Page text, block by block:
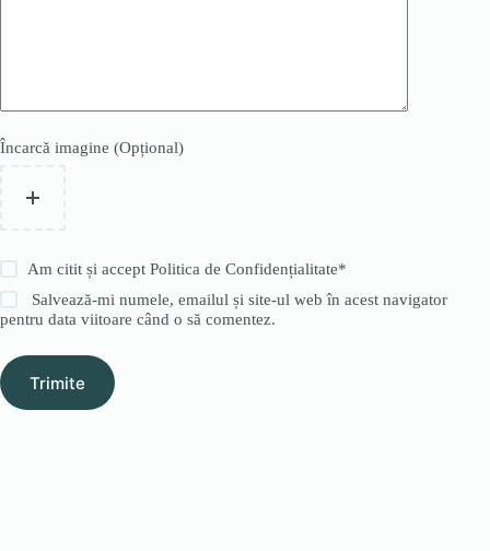
Încarcă imagine (Opțional)
Am citit și acceptPolitica de Confidențialitate*
Salvează-mi numele, emailul și site-ul web în acest navigator
pentru data viitoare când o să comentez.
Trimite